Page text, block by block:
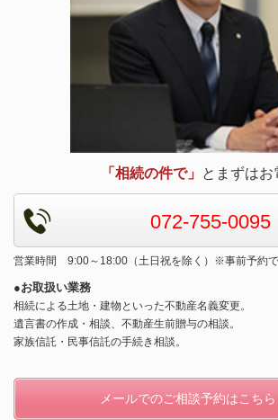
「相続の件で」 とまずはお
072-755-0095
営業時間 9:00～18:00（土日祝を除く）※事前予約で
●お取扱い業務
相続による土地・建物といった不動産名義変更。
遺言書の作成・相談、不動産生前贈与の相談。
家族信託・民事信託の手続き相談。
メールでのご相談予約はこちら